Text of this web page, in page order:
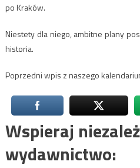
po Kraków.
Niestety dla niego, ambitne plany
historia.
Poprzedni wpis z naszego
Wspieraj
wydawnictwo: